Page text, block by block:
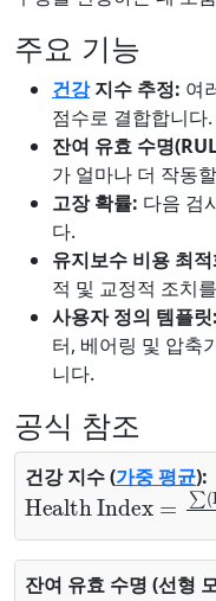
주요 기능
건강지수 추정: 여
점수로 결합합니다.
잔여 유효 수명
가 얼마나 더 작동
고장 확률: 다음 검
다.
유지보수 비용 최
적 및 교정적 조치
사용자 정의 템플릿:
터, 베어링 및 압축
니다.
공식 참조
건강 지수 (가중 평균):
Health Index=∑(
Parameter Health×Weight)∑
잔여 유효 수명 (선형